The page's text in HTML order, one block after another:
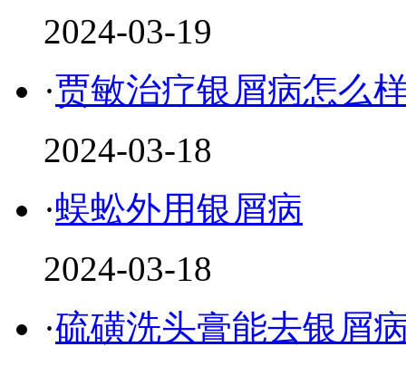
2024-03-19
·贾敏治疗银屑病怎么
2024-03-18
·蜈蚣外用银屑病
2024-03-18
·硫磺洗头膏能去银屑